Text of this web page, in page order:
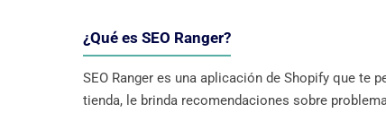
¿Qué es SEO Ranger?
SEO Ranger es una aplicación de Shopify que te
tienda, le brinda recomendaciones sobre